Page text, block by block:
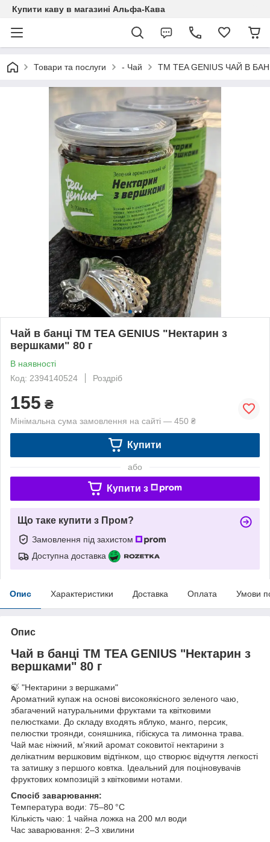
Купити каву в магазині Альфа-Кава
Товари та послуги - Чай TM TEA GENIUS ЧАЙ В
Чай в банці TM TEA GENIUS "Нектарин з
вершками" 80 г
В наявності
Код: 2394140524
Роздріб
155 ₴
Мінімальна сума замовлення на сайті — 450 ₴
Купити
або
Купити з
Що таке купити з Пром?
Замовлення під захистом
Доступна доставка
Опис Характеристики Доставка Оплата Умови
Опис
Чай в банці TM TEA GENIUS "Нектарин з
вершками" 80 г
🍃 "Нектарини з вершками"
Ароматний купаж на основі високоякісного зеленого чаю,
збагачений натуральними фруктами та квітковими
пелюстками. До складу входять яблуко, манго, персик,
пелюстки троянди, соняшника, гібіскуса та лимонна трава.
Чай має ніжний, м'який аромат соковитої нектарини з
делікатним вершковим відтінком, що створює відчуття легкості
та затишку з першого ковтка. Ідеальний для поціновувачів
фруктових композицій з квітковими нотами.
Спосіб заварювання:
Температура води: 75–80 °C
Кількість чаю: 1 чайна ложка на 200 мл води
Час заварювання: 2–3 хвилини